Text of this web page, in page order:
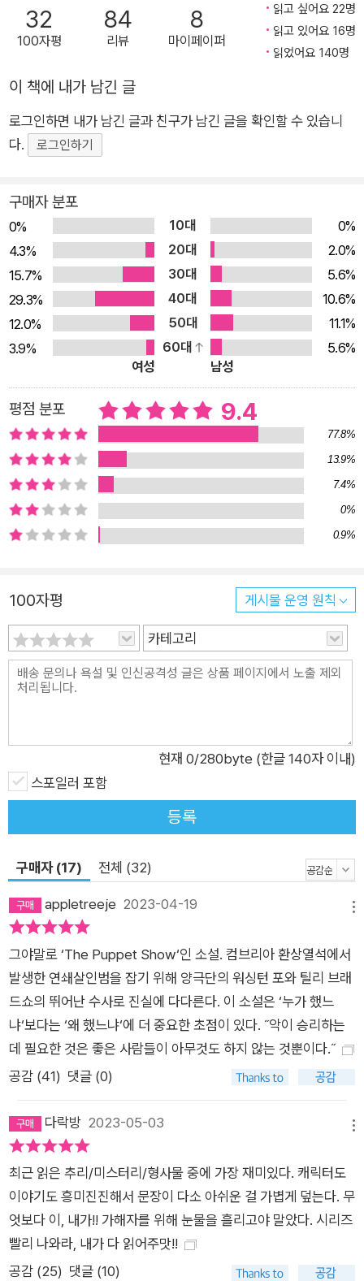
쇼’는 부족한 사회성으로 인해 직장에서 괴롭힘을 당한다. 온실
속 화초처럼 자랐지만 그의 뛰어난 능력에 주목한 포는 틸리를 자
맞춰가는 와중에 네 번째 희생자의 시체가 발견되고, 전대미문의
연쇄살인은 끝없이 미궁에 빠져든다. “그 거석들은 말 없는 파수
꾼이다. 움직이지 않는 관찰자다.” 중범죄분석섹션의 경위 ‘스테
퍼니 플린’은 영국 컴브리아 지역의 허드윅 농장으로 한 남자를
를 외부에 노출한 실책으로 정직된 경관 ‘워싱턴 포’이다. 플린은
포에게 컴브리아 지역에서 발생한 연쇄살인에 관해 말하기 시작
한다. 거대한 돌, ‘환상열석’에서 형체를 알아볼 수 없을 정도로
불에 태워 죽이는 잔혹한 수법 때문에 이 연쇄살인범은 이른바
‘이멀레이션 맨’으로 불린다. 포는 세 번째 피해자의 자료를 훑던
중 충격적인 내용을 확인한다. 바로 피해자의 시신에 자신의 이름
인 ‘워싱턴 포’ 그리고 숫자 5가 새겨져 있던 것. 섹션은 포가 다섯
번째 피해자가 될 수 있다는 판단 아래 플린을 포에게 보낸 것이
다. 그리고 얼마 뒤 이멀레이션 맨의 네 번째 피해자가 코커마우
스의 환상열석에서 발견된다. 섹션의 결정으로 포는 이멀레이션
맨 검거를 위해 업무에 복귀하고, 시신에서 자신의 이름을 발견한
천재 데이터 분석가 ‘틸리 브래드쇼’를 수사에 합류시킨다. 11개
월 전에 읽은 고용계약서를 달달 외우고 있을 만큼 뛰어난 두뇌를
지녔지만 경악스러울 정도로 사회성이 부족한 틸리는 이른바 섹
션의 특별 인원이다. 둘은 첫눈에 서로가 아주 다른 사람이라는
워싱턴 포와 틸리 브래드쇼, 스테퍼니 플린과 또 다른 경관 킬리
언 리드까지, 이멀레이션 맨을 잡기 위한 수사팀이 꾸려졌다. 네
명의 피해자들, 그리고 다섯 번째 피해자가 될 수도 있는 포와의
연결 고리를 찾으려는 가운데 수상한 우편물 하나가 포에게 도착
한다. 평범한 갈색 봉투 안에 든 것은 흔한 엽서 한 장. 엽서에 적
이 범죄에 연루되어 있다. 어쩌면 불에 타 죽는 것보다 더 잔혹하
고 끔찍한 이유로……. 사건의 진실에 가까워질수록 감당하기 힘
든 이멀레이션 맨의 정체가 드러나고, 포는 사건의 어둠보다 더욱
어두운 자신의 과거에 다가선다. 시리즈 〈밀레니엄〉을 넘어설 강
범죄 추적기! M. W. 크레이븐은 어떠한 흔적도 남기지 않는 치밀
t show”처럼 연쇄살인범이 경관들을 마치 꼭두각시처럼 부리도
록 한다. 증거가 있는 곳이라면 물불 가리지 않고 뛰어드는 포와
그의 동료 수사관들은 연쇄살인범의 흔적을 열심히 뒤쫓지만 고
개를 들어보면 살인범이 놓은 미끼를 물었다는 사실을 재차 확인
하고야 만다. 거의 다 쫓아왔다고 느낄 때쯤 다시 달아나는 추적
의 묘미가 책의 마지막 장까지 이어진다. 하지만 작품을 끝까지
읽은 뒤에 남는 것은 꼭두각시처럼 부려졌다는 데에 대한 허탈함
보다는 그렇게 할 수밖에 없었던 사연을 향한 작가의 묵직한 시선
이다. 대중적인 재미를 잡으면서 동시에 캐릭터의 과거를 깊이 있
게 파고드는 이 작품은 크레이븐이 얼마나 뛰어난 이야기꾼인지
를 보여주는 동시에 독자들 마음속에 오래도록 남을 범죄소설의
새로운 기준점을 제안한다. 브래드쇼는 누구보다 물정에 밝은 사
람은 아니었지만, 성인인 만큼 누구나 그렇듯이 끔찍한 결정을 내
릴 자유가 있었다. 그리고 이상하게 들릴 테지만 두 사람은 합이
잘 맞았다. 부적응자들이 흔히 그렇지, 포는 생각했다. _ 212쪽
《퍼핏 쇼》로 시작된 크레이븐의 〈워싱턴 포〉 시리즈는 〈포&틸리〉
32
100자평
84
리뷰
8
마이페이퍼
읽고 싶어요 22명
읽고 있어요 16명
읽었어요 140명
이 책에 내가 남긴 글
로그인하면 내가 남긴 글과 친구가 남긴 글을 확인할 수 있습니
다.
로그인하기
구매자 분포
0% 10대
0%
4.3%
20대
2.0%
15.7%
30대
5.6%
29.3%
40대
10.6%
12.0%
50대
11.1%
3.9%
60대
5.6%
여성
남성
평점 분포 9.4
77.8%
13.9%
7.4%
0%
0.9%
100자평 게시물 운영 원칙
카테고리
현재 0/280byte (한글 140자 이내)
스포일러 포함
등록
구매자 (17) 전체 (32)
appletreeje 2023-04-19
그야말로 ‘The Puppet Show‘인 소설. 컴브리아 환상열석에서
발생한 연쇄살인범을 잡기 위해 양극단의 워싱턴 포와 틸리 브래
드쇼의 뛰어난 수사로 진실에 다다른다. 이 소설은 ‘누가 했느
냐‘보다는 ‘왜 했느냐‘에 더 중요한 초점이 있다. ˝악이 승리하는
데 필요한 것은 좋은 사람들이 아무것도 하지 않는 것뿐이다.˝
공감 (41) 댓글 (0)
다락방 2023-05-03
최근 읽은 추리/미스터리/형사물 중에 가장 재미있다. 캐릭터도
이야기도 흥미진진해서 문장이 다소 아쉬운 걸 가볍게 덮는다. 무
엇보다 이, 내가!! 가해자를 위해 눈물을 흘리고야 말았다. 시리즈
빨리 나와라, 내가 다 읽어주맛!!
공감 (25) 댓글 (10)